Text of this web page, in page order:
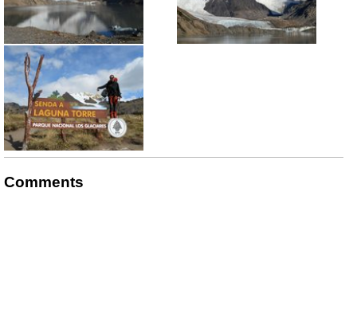
Comments